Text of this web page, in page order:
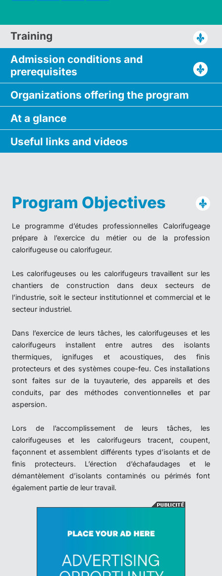
Training
Admission conditions and
prerequisites
Organizations offering the program
At a glance
Useful links and videos
Program Objectives
Le programme d’études professionnelles Calorifugeage
prépare à l’exercice du métier ou de la profession
calorifugeuse ou calorifugeur.
Les calorifugeuses ou les calorifugeurs travaillent sur les
chantiers de construction dans deux secteurs de
l’industrie, soit le secteur institutionnel et commercial et le
secteur industriel.
Dans l’exercice de leurs tâches, les calorifugeuses et les
calorifugeurs installent entre autres des isolants
thermiques, ignifuges et acoustiques, des finis
protecteurs et des systèmes coupe-feu. Ces installations
sont faites sur de la tuyauterie, des appareils et des
conduits, par des méthodes conventionnelles et par
aspersion.
Lors de l’accomplissement de leurs tâches, les
calorifugeuses et les calorifugeurs tracent, coupent,
façonnent et assemblent différents types d’isolants et de
finis protecteurs. L’érection d’échafaudages et le
démantèlement d’isolants contaminés ou périmés font
également partie de leur travail.